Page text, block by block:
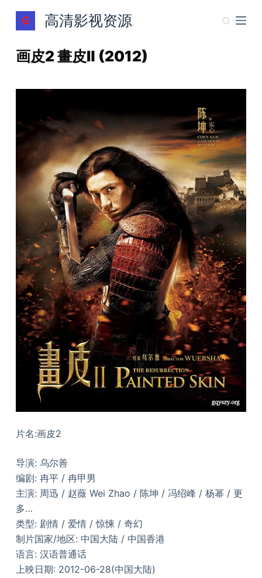
跳
过
容
高清影视资源
画皮2 畫皮Ⅱ (2012)
片名:画皮2
导演: 乌尔善
编剧: 冉平 / 冉甲男
主演: 周迅 / 赵薇 Wei Zhao / 陈坤 / 冯绍峰 / 杨幂 / 更
多…
类型: 剧情 / 爱情 / 惊悚 / 奇幻
制片国家/地区: 中国大陆 / 中国香港
语言: 汉语普通话
上映日期: 2012-06-28(中国大陆)